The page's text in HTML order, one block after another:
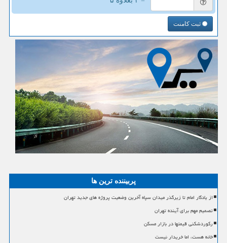
ثبت کامنت
پربیننده ترین ها
از یادگار امام تا زیرگذر میدان سپاه آخرین وضعیت پروژه های جدید تهران
تصمیم مهم برای آینده تهران
رکوردشکنی قیمتها در بازار مسکن
خانه هست، اما خریدار نیست